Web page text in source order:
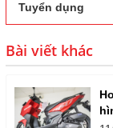
Tuyển dụng
Bài viết khác